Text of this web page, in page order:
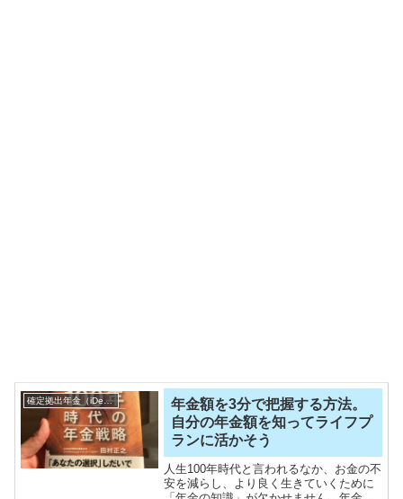
確定拠出年金（iDeCo）
年金額を3分で把握する方法。
自分の年金額を知ってライフプ
ランに活かそう
人生100年時代と言われるなか、お金の不
安を減らし、より良く生きていくために